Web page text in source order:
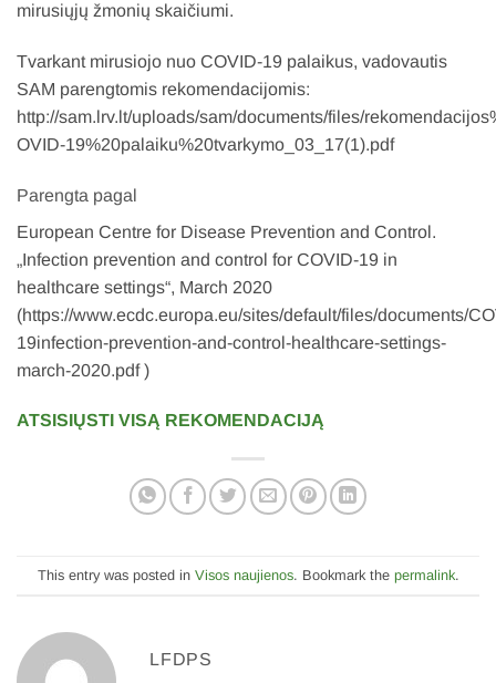
mirusiųjų žmonių skaičiumi.
Tvarkant mirusiojo nuo COVID-19 palaikus, vadovautis
SAM parengtomis rekomendacijomis:
http://sam.lrv.lt/uploads/sam/documents/files/
OVID-19%20palaiku%20tvarkymo_03_17(1).pdf
Parengta pagal
European Centre for Disease Prevention and Control.
„Infection prevention and control for COVID-19 in
healthcare settings“, March 2020
(https://www.ecdc.europa.eu/sites/default/files/documents/
19infection-prevention-and-control-healthcare-settings-
march-2020.pdf )
ATSISIŲSTI VISĄ REKOMENDACIJĄ
This entry was posted in Visos naujienos. Bookmark the permalink.
LFDPS